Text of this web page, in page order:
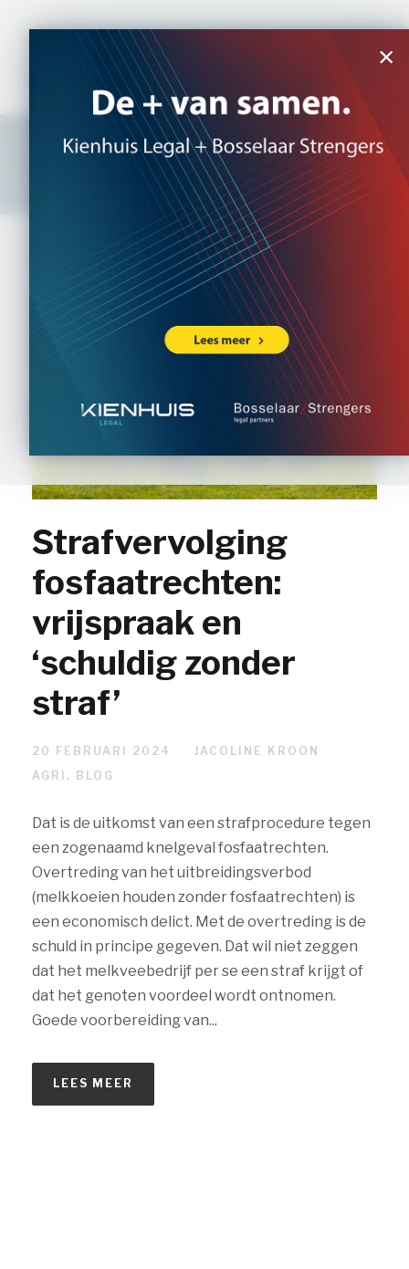
×
NL|EN
Strafvervolging
fosfaatrechten:
vrijspraak en
‘schuldig zonder
straf’
20 FEBRUARI 2024
JACOLINE KROON
AGRI , BLOG
Dat is de uitkomst van een strafprocedure tegen
een zogenaamd knelgeval fosfaatrechten.
Overtreding van het uitbreidingsverbod
(melkkoeien houden zonder fosfaatrechten) is
een economisch delict. Met de overtreding is de
schuld in principe gegeven. Dat wil niet zeggen
dat het melkveebedrijf per se een straf krijgt of
dat het genoten voordeel wordt ontnomen.
Goede voorbereiding van...
LEES MEER